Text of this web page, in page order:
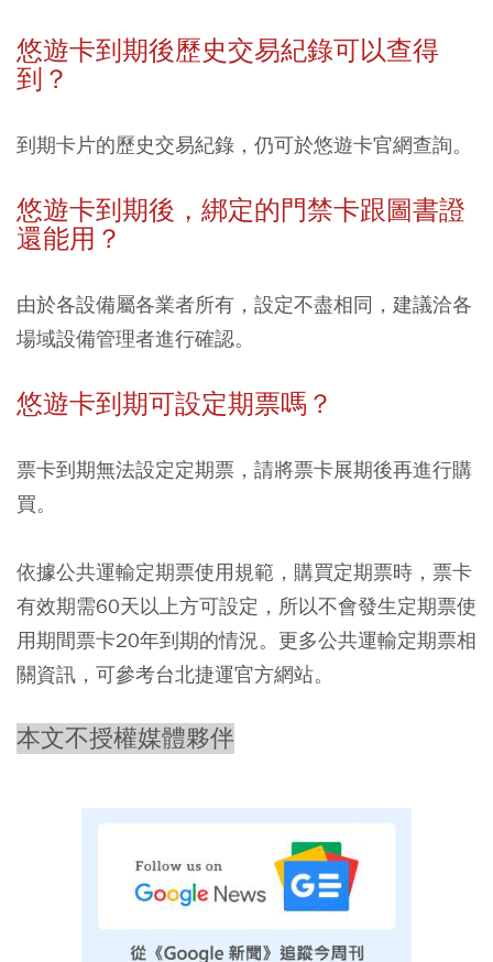
悠遊卡到期後歷史交易紀錄可以查得
到？
到期卡片的歷史交易紀錄，仍可於悠遊卡官網查詢。
悠遊卡到期後，綁定的門禁卡跟圖書證
還能用？
由於各設備屬各業者所有，設定不盡相同，建議洽各
場域設備管理者進行確認。
悠遊卡到期可設定期票嗎？
票卡到期無法設定定期票，請將票卡展期後再進行購
買。
依據公共運輸定期票使用規範，購買定期票時，票卡
有效期需60天以上方可設定，所以不會發生定期票使
用期間票卡20年到期的情況。更多公共運輸定期票相
關資訊，可參考台北捷運官方網站。
本文不授權媒體夥伴